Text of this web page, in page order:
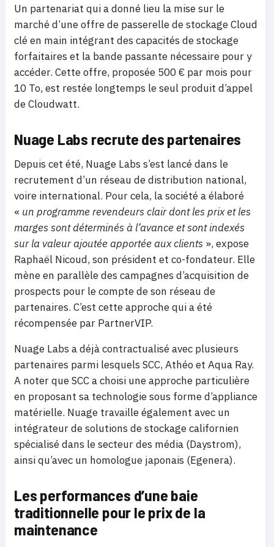
Un partenariat qui a donné lieu la mise sur le
marché d’une offre de passerelle de stockage Cloud
clé en main intégrant des capacités de stockage
forfaitaires et la bande passante nécessaire pour y
accéder. Cette offre, proposée 500 € par mois pour
10 To, est restée longtemps le seul produit d’appel
de Cloudwatt.
Nuage Labs recrute des partenaires
Depuis cet été, Nuage Labs s’est lancé dans le
recrutement d’un réseau de distribution national,
voire international. Pour cela, la société a élaboré
« un programme revendeurs clair dont les prix et les
marges sont déterminés à l’avance et sont indexés
sur la valeur ajoutée apportée aux clients », expose
Raphaël Nicoud, son président et co-fondateur. Elle
mène en parallèle des campagnes d’acquisition de
prospects pour le compte de son réseau de
partenaires. C’est cette approche qui a été
récompensée par PartnerVIP.
Nuage Labs a déjà contractualisé avec plusieurs
partenaires parmi lesquels SCC, Athéo et Aqua Ray.
A noter que SCC a choisi une approche particulière
en proposant sa technologie sous forme d’appliance
matérielle. Nuage travaille également avec un
intégrateur de solutions de stockage californien
spécialisé dans le secteur des média (Daystrom),
ainsi qu’avec un homologue japonais (Egenera).
Les performances d’une baie
traditionnelle pour le prix de la
maintenance